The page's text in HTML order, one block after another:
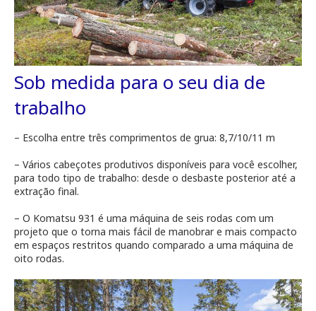
Sob medida para o seu dia de
trabalho
– Escolha entre três comprimentos de grua: 8,7/10/11 m
– Vários cabeçotes produtivos disponíveis para você escolher,
para todo tipo de trabalho: desde o desbaste posterior até a
extração final.
– O Komatsu 931 é uma máquina de seis rodas com um
projeto que o torna mais fácil de manobrar e mais compacto
em espaços restritos quando comparado a uma máquina de
oito rodas.